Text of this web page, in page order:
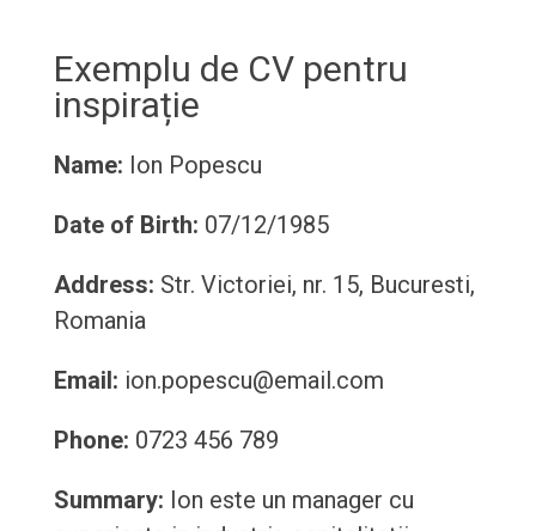
Exemplu de CV pentru
inspirație
Name: Ion Popescu
Date of Birth: 07/12/1985
Address: Str. Victoriei, nr. 15, Bucuresti,
Romania
Email: ion.popescu@email.com
Phone: 0723 456 789
Summary: Ion este un manager cu